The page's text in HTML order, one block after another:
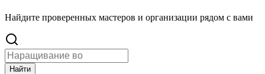
Найдите проверенных мастеров и организации рядом с вами
Найти